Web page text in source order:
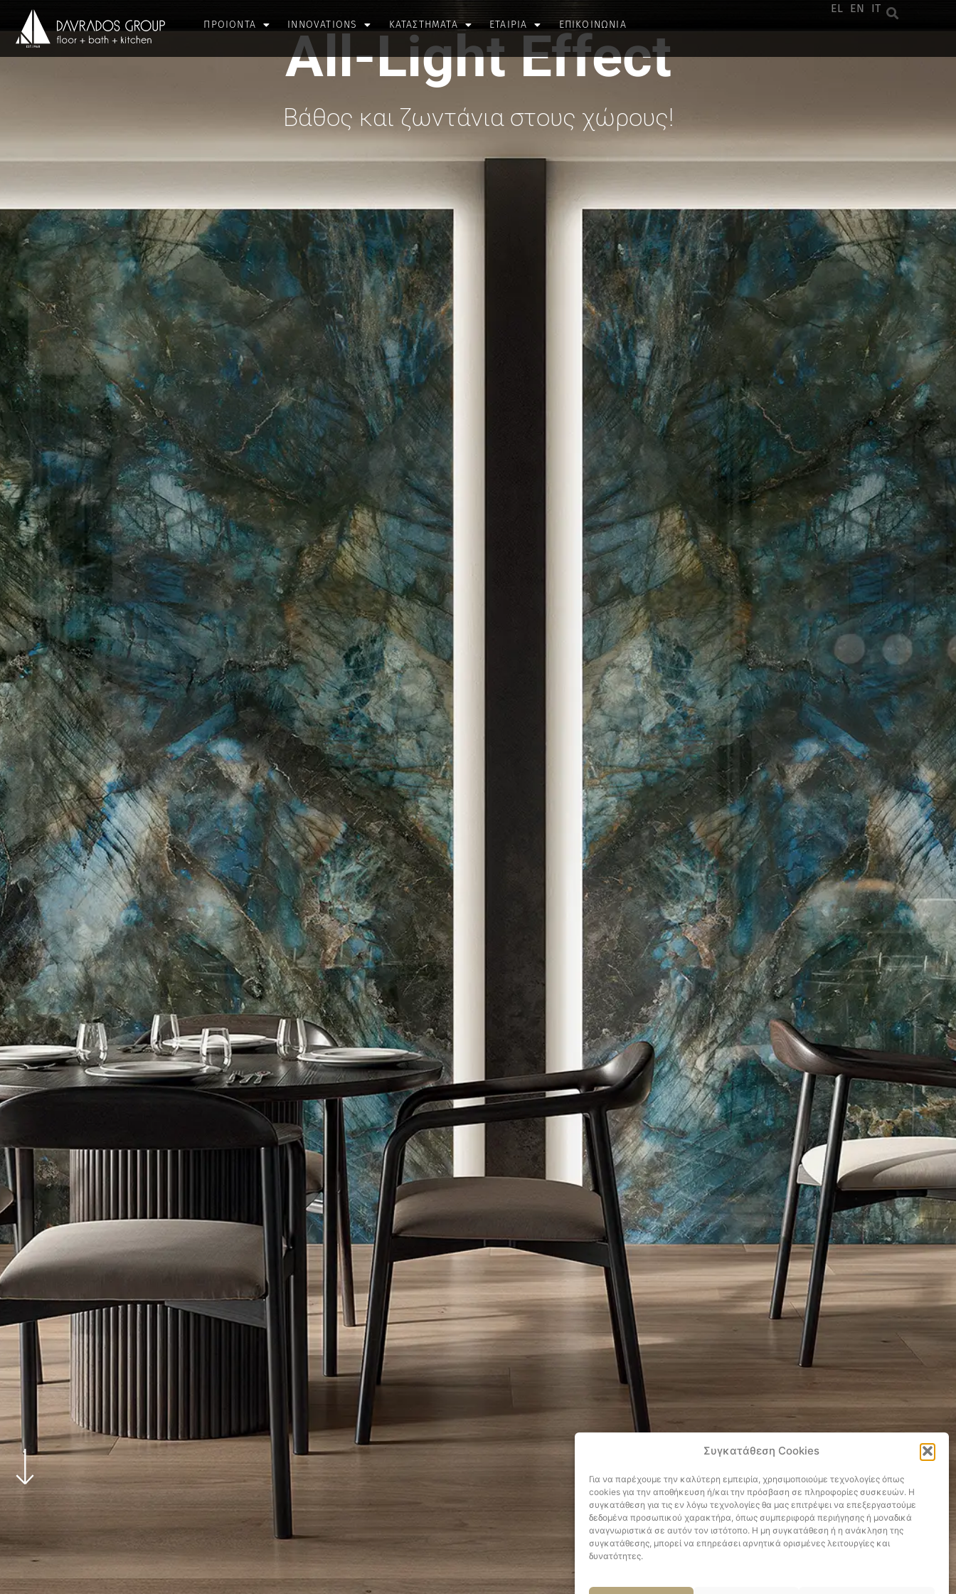
Συγκατάθεση Cookies
Για να παρέχουμε την καλύτερη εμπειρία, χρησιμοποιούμε τεχνολογίες όπως
cookies για την αποθήκευση ή/και την πρόσβαση σε πληροφορίες συσκευών. Η
συγκατάθεση για τις εν λόγω τεχνολογίες θα μας επιτρέψει να επεξεργαστούμε
δεδομένα προσωπικού χαρακτήρα, όπως συμπεριφορά περιήγησης ή μοναδικά
αναγνωριστικά σε αυτόν τον ιστότοπο. Η μη συγκατάθεση ή η ανάκληση της
συγκατάθεσης, μπορεί να επηρεάσει αρνητικά ορισμένες λειτουργίες και
δυνατότητες.
ΠΡΟΙΟΝΤΑ INNOVATIONS ΚΑΤΑΣΤΗΜΑΤΑ ΕΤΑΙΡΙΑ ΕΠΙΚΟΙΝΩΝΙΑ
EL EN IT
All-Light Effect
Βάθος και ζωντάνια στους χώρους!